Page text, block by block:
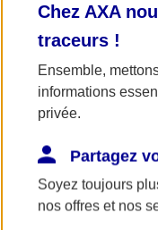
publicitaires
Chez AXA
traceurs !
Ensemble,
informations
privée.
Partagez
Soyez toujours
nos offres et nos